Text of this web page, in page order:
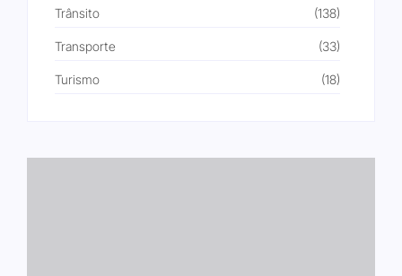
Trânsito (138)
Transporte (33)
Turismo (18)